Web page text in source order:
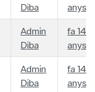
Diba
anys
Admin
Diba
fa 14
anys
Admin
Diba
fa 14
anys